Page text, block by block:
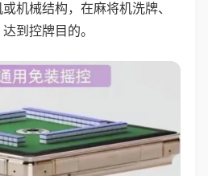
机械结构，在麻将机洗牌、
到控牌目的。